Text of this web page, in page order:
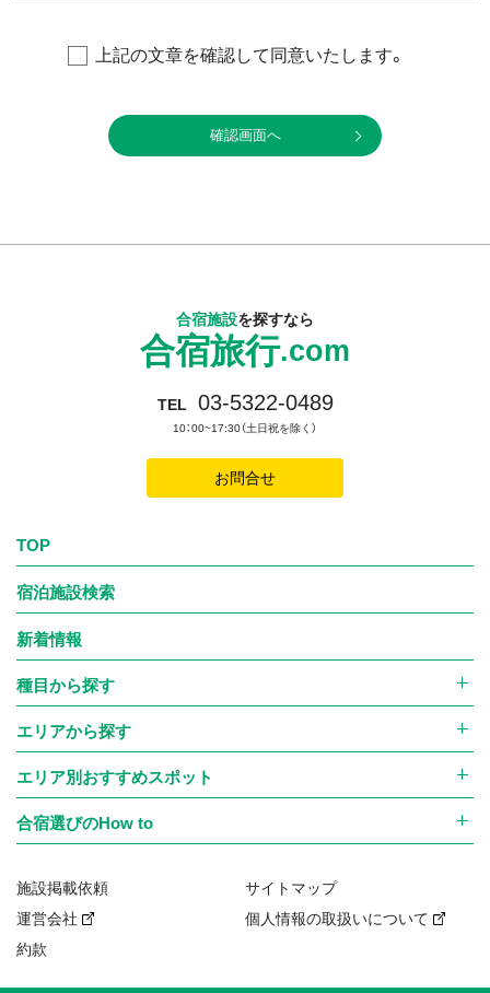
当社は、当社業務において当社が取扱う全ての個人情報の保
護について、社会的使命を十分に認識し、本人の権利の保護、
【個人情報の利用目的】
商品、サービス、キャンペーン等のご案内
・当社商品・サービス等に対するアンケートの依頼
・学生生活に関わる情報（旅行・住まい・アルバイト・就職等）
の提供
ント等において、参加者の写真・動画を撮影し、それを大会・
セミナー・イベント等のイメージや開催状況を伝える目的
で、チラシ・パンフレットなどの印刷物やWebサイト上で使
用させていただく場合があり、その際は使用する写真・動画
において特定の個人が強調されることの無いよう配慮しま
意（申込時または別途取得）を得た場合には、写真・動画とあ
上記の文章を確認して同意いたします。
合宿施設を探すなら
合宿旅行.com
TEL 03-5322-0489
10：00~17:30（土日祝を除く）
お問合せ
TOP
宿泊施設検索
新着情報
種目から探す
エリアから探す
エリア別おすすめスポット
合宿選びのHow to
施設掲載依頼
サイトマップ
運営会社
個人情報の取扱いについて
約款